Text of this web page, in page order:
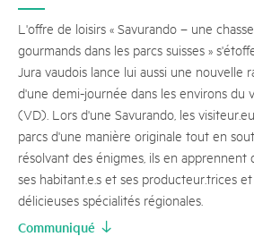
L'offre de loisirs « Savurando – une
gourmands dans les parcs suisses »
Jura vaudois lance lui aussi une nouvelle
d'une demi-journée dans les environs du
(VD). Lors d'une Savurando, les
parcs d'une manière originale tout en
résolvant des énigmes, ils en apprennent
ses habitant.e.s et ses producteur.trices
délicieuses spécialités régionales.
Communiqué